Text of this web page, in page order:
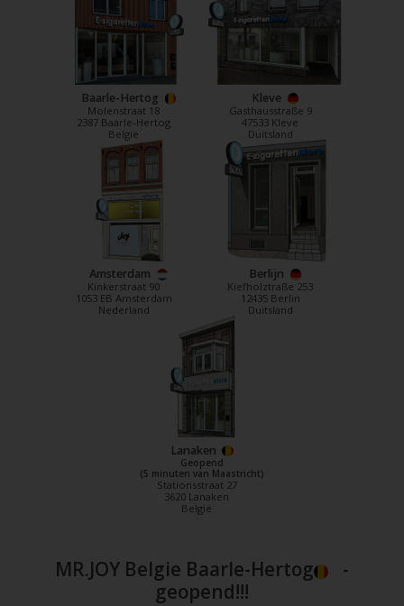
Baarle-Hertog
Molenstraat 18
2387 Baarle-Hertog
België
Kleve
Gasthausstraße 9
47533 Kleve
Duitsland
Amsterdam
Kinkerstraat 90
1053 EB Amsterdam
Nederland
Berlijn
Kiefholztraße 253
12435 Berlin
Duitsland
Lanaken
Geopend
(5 minuten van Maastricht)
Stationsstraat 27
3620 Lanaken
België
MR.JOY Belgie Baarle-Hertog
-
geopend!!!